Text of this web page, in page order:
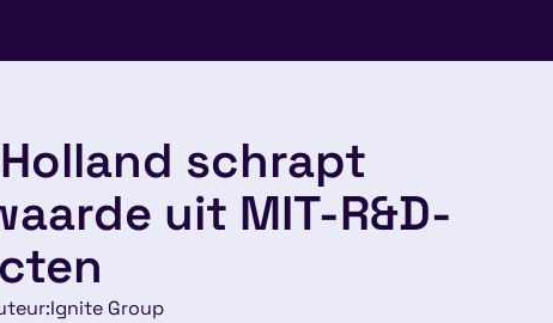
schrapt
uit MIT-R&D-
Ignite Group